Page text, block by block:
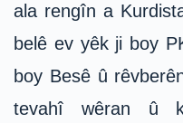
ala rengîn a
belê ev yêk ji boy
boy Besê û
tevahî wêran û